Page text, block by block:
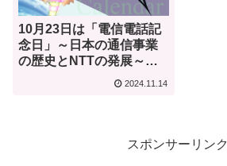
10月23日は「電信電話記
念日」～日本の通信事業
の歴史とNTTの発展～
【何気ない今日は何の
2024.11.14
スポンサーリンク